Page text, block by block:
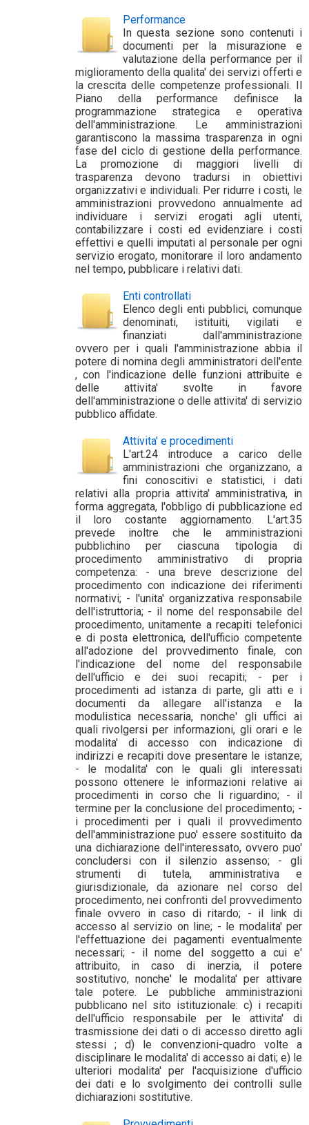
Performance
In questa sezione sono contenuti i
documenti per la misurazione e
valutazione della performance per il
miglioramento della qualita' dei servizi offerti e
la crescita delle competenze professionali. Il
Piano della performance definisce la
programmazione strategica e operativa
dell'amministrazione. Le amministrazioni
garantiscono la massima trasparenza in ogni
fase del ciclo di gestione della performance.
La promozione di maggiori livelli di
trasparenza devono tradursi in obiettivi
organizzativi e individuali. Per ridurre i costi, le
amministrazioni provvedono annualmente ad
individuare i servizi erogati agli utenti,
contabilizzare i costi ed evidenziare i costi
effettivi e quelli imputati al personale per ogni
servizio erogato, monitorare il loro andamento
nel tempo, pubblicare i relativi dati.
Enti controllati
Elenco degli enti pubblici, comunque
denominati, istituiti, vigilati e
finanziati dall'amministrazione
ovvero per i quali l'amministrazione abbia il
potere di nomina degli amministratori dell'ente
, con l'indicazione delle funzioni attribuite e
delle attivita' svolte in favore
dell'amministrazione o delle attivita' di servizio
pubblico affidate.
Attivita' e procedimenti
L'art.24 introduce a carico delle
amministrazioni che organizzano, a
fini conoscitivi e statistici, i dati
relativi alla propria attivita' amministrativa, in
forma aggregata, l'obbligo di pubblicazione ed
il loro costante aggiornamento. L'art.35
prevede inoltre che le amministrazioni
pubblichino per ciascuna tipologia di
procedimento amministrativo di propria
competenza: - una breve descrizione del
procedimento con indicazione dei riferimenti
normativi; - l'unita' organizzativa responsabile
dell'istruttoria; - il nome del responsabile del
procedimento, unitamente a recapiti telefonici
e di posta elettronica, dell'ufficio competente
all'adozione del provvedimento finale, con
l'indicazione del nome del responsabile
dell'ufficio e dei suoi recapiti; - per i
procedimenti ad istanza di parte, gli atti e i
documenti da allegare all'istanza e la
modulistica necessaria, nonche' gli uffici ai
quali rivolgersi per informazioni, gli orari e le
modalita' di accesso con indicazione di
indirizzi e recapiti dove presentare le istanze;
- le modalita' con le quali gli interessati
possono ottenere le informazioni relative ai
procedimenti in corso che li riguardino; - il
termine per la conclusione del procedimento; -
i procedimenti per i quali il provvedimento
dell'amministrazione puo' essere sostituito da
una dichiarazione dell'interessato, ovvero puo'
concludersi con il silenzio assenso; - gli
strumenti di tutela, amministrativa e
giurisdizionale, da azionare nel corso del
procedimento, nei confronti del provvedimento
finale ovvero in caso di ritardo; - il link di
accesso al servizio on line; - le modalita' per
l'effettuazione dei pagamenti eventualmente
necessari; - il nome del soggetto a cui e'
attribuito, in caso di inerzia, il potere
sostitutivo, nonche' le modalita' per attivare
tale potere. Le pubbliche amministrazioni
pubblicano nel sito istituzionale: c) i recapiti
dell'ufficio responsabile per le attivita' di
trasmissione dei dati o di accesso diretto agli
stessi ; d) le convenzioni-quadro volte a
disciplinare le modalita' di accesso ai dati; e) le
ulteriori modalita' per l'acquisizione d'ufficio
dei dati e lo svolgimento dei controlli sulle
dichiarazioni sostitutive.